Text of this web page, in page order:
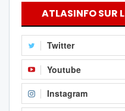
ATLASINFO SUR
Twitter
Youtube
Instagram